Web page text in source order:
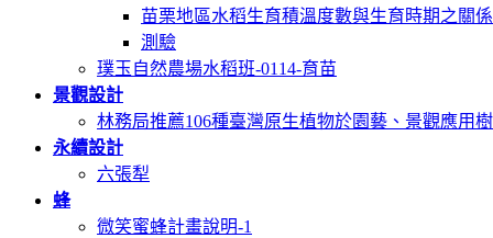
苗栗地區水稻生育積溫度數與生育時期之關係
測驗
璞玉自然農場水稻班-0114-育苗
景觀設計
林務局推薦106種臺灣原生植物於園藝、景觀應用
永續設計
六張犁
蜂
微笑蜜蜂計畫說明-1